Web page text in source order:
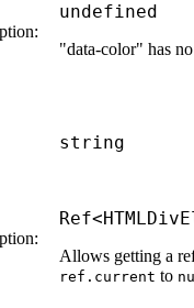
undefined
"data-color" has
string
Ref<
Allows getting a
ref.current to